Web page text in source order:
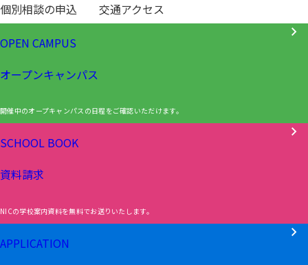
個別相談の申込
交通アクセス
OPEN CAMPUS
オープンキャンパス
開催中のオープキャンパスの日程をご確認いただけます。
SCHOOL BOOK
資料請求
NICの学校案内資料を無料でお送りいたします。
APPLICATION